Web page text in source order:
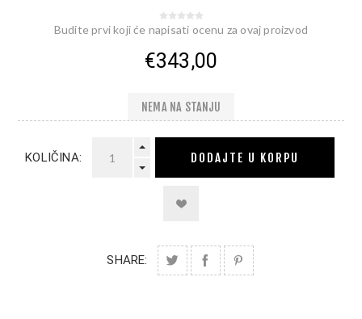
Budite prvi koji će napisati ocenu za ovaj proizvod
€343,00
NEMA NA STANJU
KOLIČINA: DODAJTE U KORPU
SHARE: